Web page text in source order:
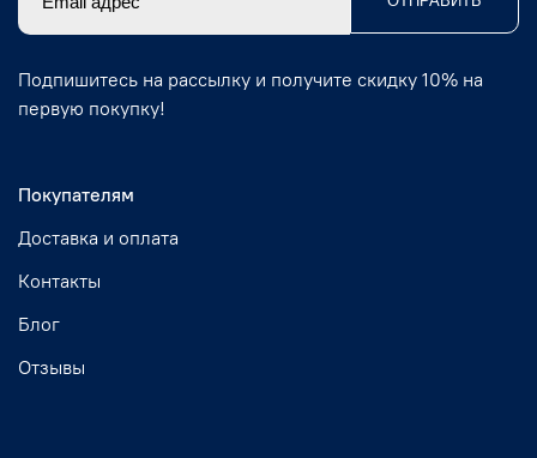
Покупателям
Доставка и оплата
Контакты
Блог
Отзывы
Подпишитесь на рассылку и получите скидку 10% на
первую покупку!